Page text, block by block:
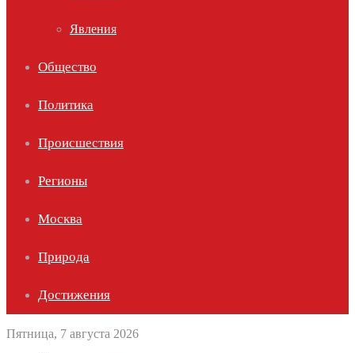
Явления
Общество
Политика
Происшествия
Регионы
Москва
Природа
Достижения
Пятница, 7 августа 2026